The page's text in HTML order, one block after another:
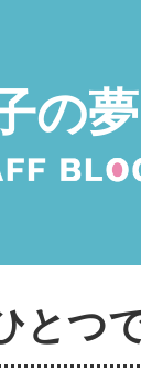
の
とつ